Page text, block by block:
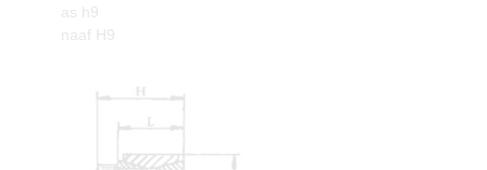
as h9
naaf H9